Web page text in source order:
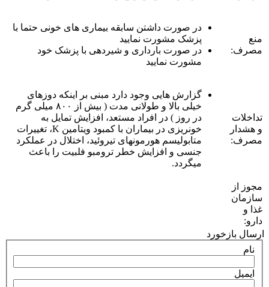
منع
مصرف:
در صورت داشتن سابقه بیماری های خونی حتما با
پزشک مشورت نمایید
در صورت بارداری و شیردهی با پزشک خود
مشورت نمایید
تداخلات
و هشدار
مصرف:
گزارش هایی وجود دارد مبنی بر اینکه دوزهای
خیلی بالا و طولانی مدت ( بیش از ۸٠٠ میلی گرم
در روز ) در افراد مستعد، افزایش تمایل به
خونریزی در بیماران با کمبود ویتامین K، تغییرات
متابولیسم هورمونهای تیروئید، اختلال در عملکرد
جنسی و افزایش خطر ترومبو فلبیت را باعث
میگردد.
مجوز از
سازمان
غذا و
دارو:
ارسال بازخورد
نام
ایمیل